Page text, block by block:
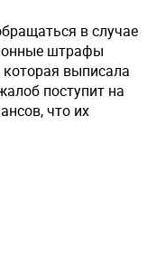
в случае
штрафы
выписала
поступит на
что их